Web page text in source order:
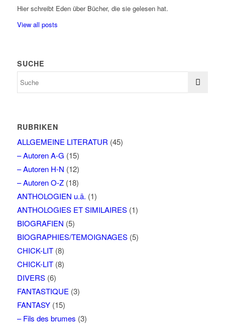
Hier schreibt Eden über Bücher, die sie gelesen hat.
View all posts
SUCHE
RUBRIKEN
ALLGEMEINE LITERATUR (45)
– Autoren A-G (15)
– Autoren H-N (12)
– Autoren O-Z(18)
ANTHOLOGIEN u.ä. (1)
ANTHOLOGIES ET SIMILAIRES(1)
BIOGRAFIEN (5)
BIOGRAPHIES/TEMOIGNAGES(5)
CHICK-LIT(8)
CHICK-LIT(8)
DIVERS(6)
FANTASTIQUE(3)
FANTASY(15)
– Fils des brumes (3)